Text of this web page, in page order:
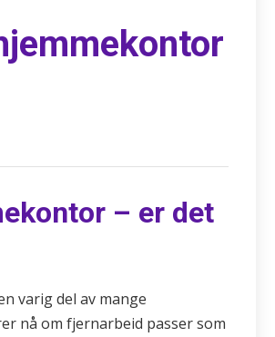
– er det
varig del av mange
nå om fjernarbeid passer som